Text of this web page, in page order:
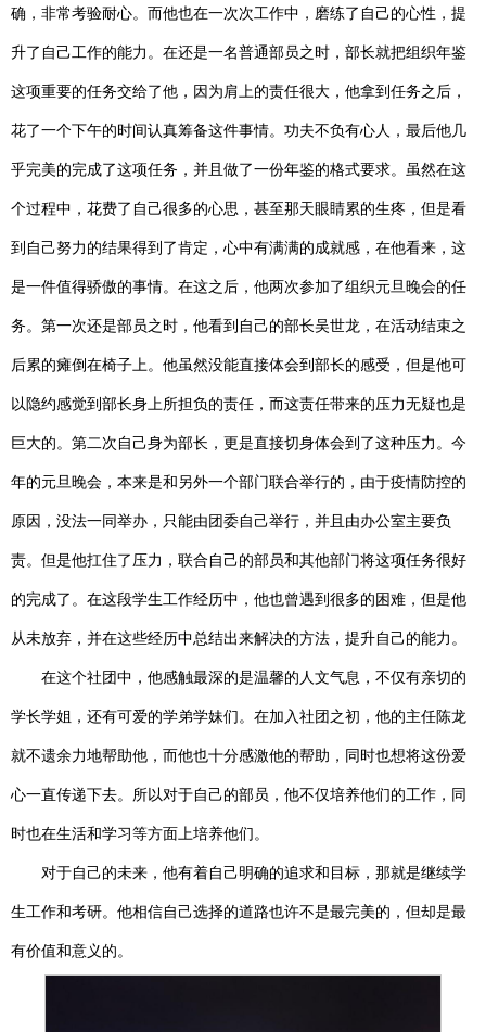
确，非常考验耐心。而他也在一次次工作中，磨练了自己的心性，提
升了自己工作的能力。在还是一名普通部员之时，部长就把组织年鉴
这项重要的任务交给了他，因为肩上的责任很大，他拿到任务之后，
花了一个下午的时间认真筹备这件事情。功夫不负有心人，最后他几
乎完美的完成了这项任务，并且做了一份年鉴的格式要求。虽然在这
个过程中，花费了自己很多的心思，甚至那天眼睛累的生疼，但是看
到自己努力的结果得到了肯定，心中有满满的成就感，在他看来，这
是一件值得骄傲的事情。在这之后，他两次参加了组织元旦晚会的任
务。第一次还是部员之时，他看到自己的部长吴世龙，在活动结束之
后累的瘫倒在椅子上。他虽然没能直接体会到部长的感受，但是他可
以隐约感觉到部长身上所担负的责任，而这责任带来的压力无疑也是
巨大的。第二次自己身为部长，更是直接切身体会到了这种压力。今
年的元旦晚会，本来是和另外一个部门联合举行的，由于疫情防控的
原因，没法一同举办，只能由团委自己举行，并且由办公室主要负
责。但是他扛住了压力，联合自己的部员和其他部门将这项任务很好
的完成了。在这段学生工作经历中，他也曾遇到很多的困难，但是他
从未放弃，并在这些经历中总结出来解决的方法，提升自己的能力。
在这个社团中，他感触最深的是温馨的人文气息，不仅有亲切的
学长学姐，还有可爱的学弟学妹们。在加入社团之初，他的主任陈龙
就不遗余力地帮助他，而他也十分感激他的帮助，同时也想将这份爱
心一直传递下去。所以对于自己的部员，他不仅培养他们的工作，同
时也在生活和学习等方面上培养他们。
对于自己的未来，他有着自己明确的追求和目标，那就是继续学
生工作和考研。他相信自己选择的道路也许不是最完美的，但却是最
有价值和意义的。